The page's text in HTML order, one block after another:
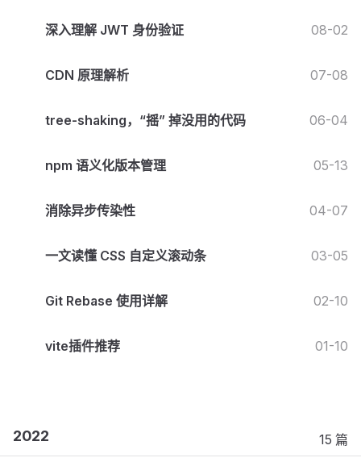
深入理解 JWT 身份验证 08-02
CDN 原理解析 07-08
tree-shaking，“摇” 掉没用的代码 06-04
npm 语义化版本管理 05-13
消除异步传染性 04-07
一文读懂 CSS 自定义滚动条 03-05
Git Rebase 使用详解 02-10
vite插件推荐 01-10
2022 15 篇